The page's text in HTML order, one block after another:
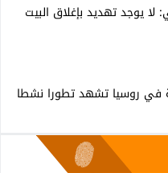
يوجد تهديد بإغلاق البيت
في روسيا تشهد تطورا نشطا